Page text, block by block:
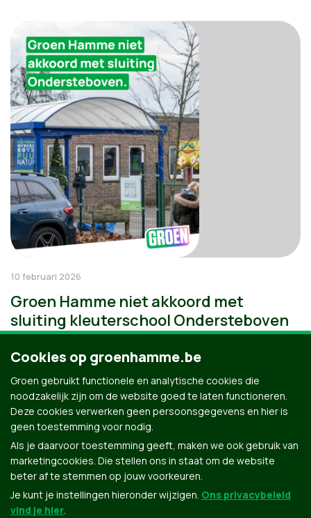
10 februari 2026
Groen Hamme niet akkoord met
sluiting kleuterschool Ondersteboven
Cookies op groenhamme.be
Groen gebruikt functionele en analytische cookies die
noodzakelijk zijn om de website goed te laten functioneren.
Deze cookies verwerken geen persoonsgegevens en hier is
geen toestemming voor nodig.
Als je daarvoor toestemming geeft, maken we ook gebruik van
marketingcookies. Die stellen ons in staat om de website
beter af te stemmen op jouw voorkeuren.
Je kunt je instellingen hieronder wijzigen. Ons privacybeleid
vind je hier.